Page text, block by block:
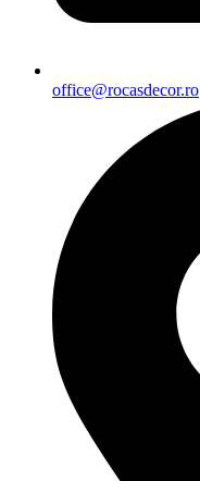
office@rocasdecor.ro